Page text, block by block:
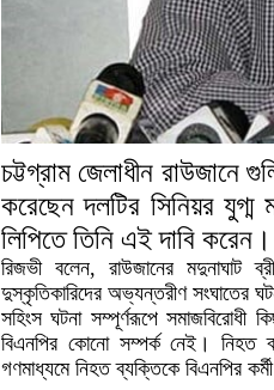
চট্টগ্রাম জেলাধীন রাউজানে
করেছেন দলটির সিনিয়র
লিপিতে তিনি এই দাবি করেন।
রিজভী বলেন, রাউজানের মদুনাঘাট
দুস্কৃতিকারিদের অভ্যন্তরীণ সংঘাতের
সহিংস ঘটনা সম্পূর্ণরূপে সমাজবিরোধী
বিএনপির কোনো সম্পর্ক নেই। নিহত
গণমাধ্যমে নিহত ব্যক্তিকে বিএনপির